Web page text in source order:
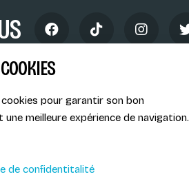
73201 Albertville Cedex
pour garantir son bon
meilleure expérience de navigation.
de confidentitalité